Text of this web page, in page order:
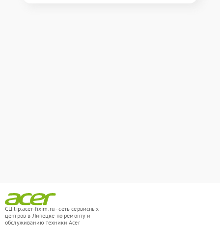
СЦ lip.acer-fixim.ru - сеть сервисных
центров в Липецке по ремонту и
обслуживанию техники Acer